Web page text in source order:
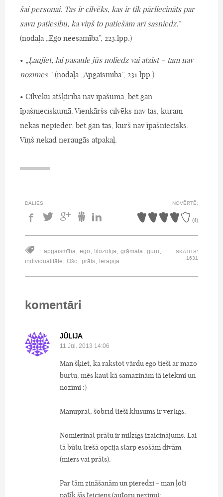
šai personai. Tas ir cilvēks, kas ir tik pārliecināts par
savu patiesību, ka viņš to patiešām arī sasniedz.”
(nodaļa „Ego neesamība”, 223.lpp.)
• „
Ļaujiet, lai pasaule jūs noliedz vai atzīst – tam nav
nozīmes.” (nodaļa „Apgaismība”, 231.lpp.)
• Cilvēku atšķirība nav īpašumā, bet gan
īpašnieciskumā. Vienkāršs cilvēks nav tas, kuram
nekas nepieder, bet gan tas, kurš nav īpašniecisks.
Viņš nekad neraugās atpakaļ.
DALIES: NOVĒRTĒ:
(4)
apgaismība, ego, filozofija, grāmata, guru,
individualitāte, Ošo, prāts, terapija
SKATĪTS:
1631
komentāri
JŪLIJA
11.Jūl, 2013 14:06
Man šķiet, ka rakstot vārdu ego tieši ar mazo
burtu, mēs kaut kā samazinām tā ietekmi un
nozīmi :)
Manuprāt, šobrīd tieši klusums ir vērtīgs.
Nomierināt prātu ir milzīgs izaicinājums. Lai
tā būtu trešā opcija starp esošām divām
(miers vai prāts).
Par tām zināšanām un pieredzi - man ļoti
patīk šīs teiciens (autoru nezinu):